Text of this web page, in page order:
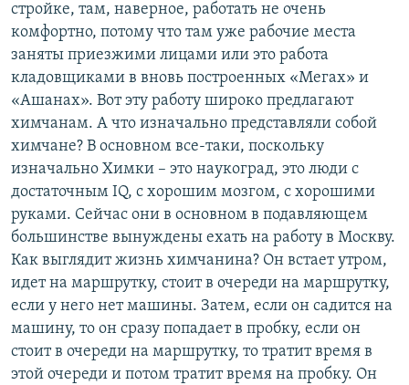
стройке, там, наверное, работать не очень
комфортно, потому что там уже рабочие места
заняты приезжими лицами или это работа
кладовщиками в вновь построенных «Мегах» и
«Ашанах». Вот эту работу широко предлагают
химчанам. А что изначально представляли собой
химчане? В основном все-таки, поскольку
изначально Химки – это наукоград, это люди с
достаточным IQ, с хорошим мозгом, с хорошими
руками. Сейчас они в основном в подавляющем
большинстве вынуждены ехать на работу в Москву.
Как выглядит жизнь химчанина? Он встает утром,
идет на маршрутку, стоит в очереди на маршрутку,
если у него нет машины. Затем, если он садится на
машину, то он сразу попадает в пробку, если он
стоит в очереди на маршрутку, то тратит время в
этой очереди и потом тратит время на пробку. Он